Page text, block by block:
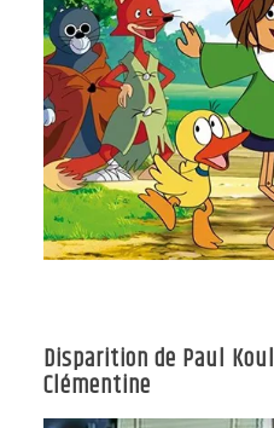
Disparition de Paul
Clémentine